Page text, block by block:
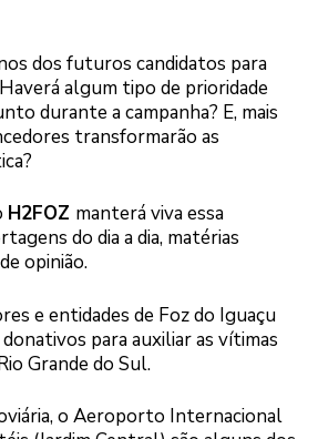
dos futuros candidatos para
algum tipo de prioridade
durante a campanha? E, mais
transformarão as
H2FOZ manterá viva essa
do dia a dia, matérias
opinião.
e entidades de Foz do Iguaçu
para auxiliar as vítimas
Grande do Sul.
o Aeroporto Internacional